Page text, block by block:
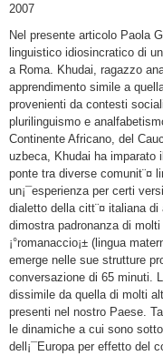
2007
Nel presente articolo Paola
linguistico idiosincratico di
a Roma. Khudai, ragazzo
apprendimento simile a
provenienti da contesti
plurilinguismo e
Continente Africano, del
uzbeca, Khudai ha imparato
ponte tra diverse comunit¨¤
un¡¯esperienza per certi
dialetto della citt¨¤ italiana
dimostra padronanza di
¡°romanaccio¡± (lingua
emerge nelle sue strutture
conversazione di 65 minuti.
dissimile da quella di molti
presenti nel nostro Paese.
le dinamiche a cui sono
dell¡¯Europa per effetto del